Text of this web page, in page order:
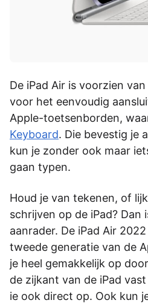
De iPad Air is voorzien
voor het eenvoudig
Apple-toetsenborden,
Keyboard. Die bevestig je
kun je zonder ook maar
gaan typen.
Houd je van tekenen, of
schrijven op de iPad? Dan
aanrader. De iPad Air
tweede generatie van de
je heel gemakkelijk op
de zijkant van de iPad
ie ook direct op. Ook kun